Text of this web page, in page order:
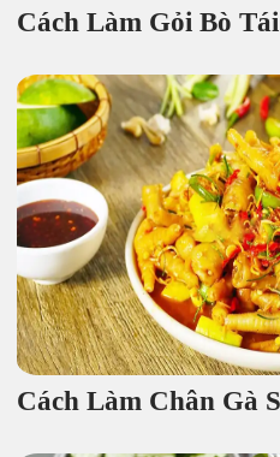
Cách Làm Gỏi Bò
Cách Làm Chân Gà